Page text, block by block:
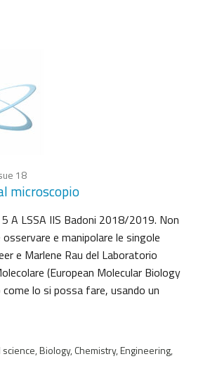
18
microscopio
A LSSA IIS Badoni 2018/2019. Non
e manipolare le singole
e Marlene Rau del Laboratorio
(European Molecular Biology
lo si possa fare, usando un
Biology, Chemistry, Engineering,